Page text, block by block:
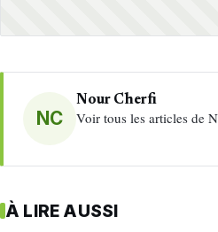
NC
Nour Cherfi
Voir tous les articles de
À LIRE AUSSI